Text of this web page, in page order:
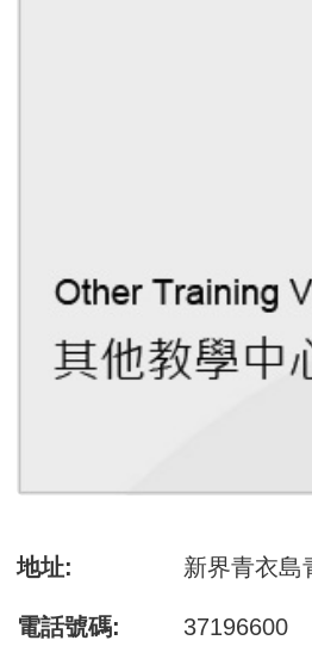
地址: 新界青衣島
電話號碼: 37196600